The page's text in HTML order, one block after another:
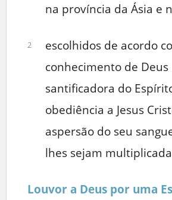
na província da Ásia e
2
escolhidos de acordo
conhecimento de Deus
santificadora do
obediência a Jesus
aspersão do seu
lhes sejam
Louvor a Deus por uma